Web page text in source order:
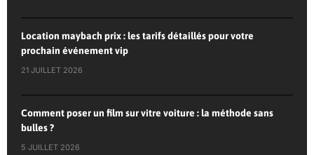
Location maybach prix : les tarifs détaillés pour votre
prochain événement vip
21 JUILLET 2026
Comment poser un film sur vitre voiture : la méthode sans
bulles ?
5 JUILLET 2026